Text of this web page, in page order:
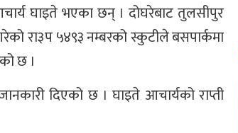
घाइते भएका छन् । दोघरेबाट तुलसीपुर
रा३प ५४९३ नम्बरको स्कुटीले बसपार्कमा
छ ।
दिएको छ । घाइते आचार्यको राप्ती